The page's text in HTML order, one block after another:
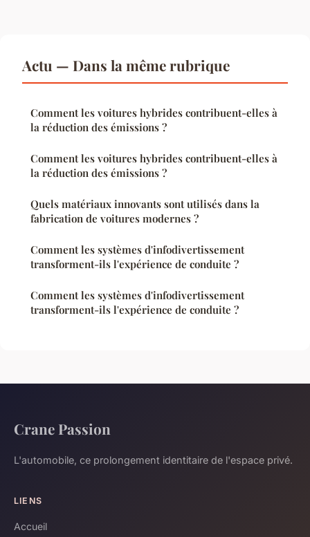
Actu — Dans la même rubrique
Comment les voitures hybrides contribuent-elles à
la réduction des émissions ?
Comment les voitures hybrides contribuent-elles à
la réduction des émissions ?
Quels matériaux innovants sont utilisés dans la
fabrication de voitures modernes ?
Comment les systèmes d'infodivertissement
transforment-ils l'expérience de conduite ?
Comment les systèmes d'infodivertissement
transforment-ils l'expérience de conduite ?
Crane Passion
L'automobile, ce prolongement identitaire de l'espace privé.
LIENS
Accueil